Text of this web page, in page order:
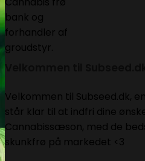
Velkommen til Subseed.dk,
står klar til at indfri dine
Cannabissæson, med de
skunkfrø på markedet <3